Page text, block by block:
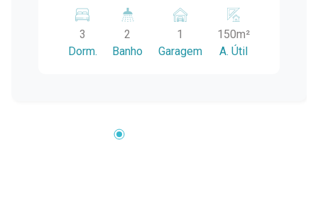
social, dependência de empregada e escritório,
este imóvel oferece todo o conforto e
comodidade que você procura. Além disso,
informações e detalhes sobre financiamento,
3
Dorm.
2
Banho
1
Garagem
150m²
A. Útil